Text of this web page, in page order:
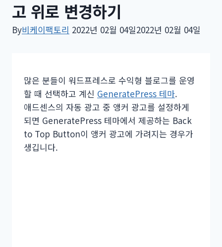
고 위로 변경하기
By비케이팩토리 2022년 02월 04일2022년 02월 04일
많은 분들이 워드프레스로 수익형 블로그를 운영
할 때 선택하고 계신 GeneratePress 테마.
애드센스의 자동 광고 중 앵커 광고를 설정하게
되면 GeneratePress 테마에서 제공하는 Back
to Top Button이 앵커 광고에 가려지는 경우가
생깁니다.